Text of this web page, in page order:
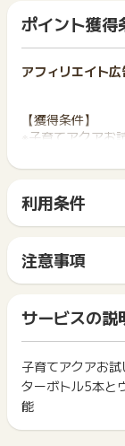
ポイント獲得
アフィリエイト
【獲得条件】
※子育てアクアお
※虚偽の申し込み
※イタズラや重複
※お電話などによ
合。
※過去にアクアク
※広告クリックか
「safari」、
い場合
※ポイントに関す
でお問い合わせ
ポイントについ
イント獲得対象
利用条件
サイトに移動し
間に、同じブラ
ト獲得ができませ
「 サイトへ行っ
ス・お買い物利
イント獲得がで
2回以上同じお買
ポイントタウン
タンを押してから
下記の事項に該
注意事項
一部のサービス
は切り捨てとなり
ポイント獲得が1
ント履歴には記
原則として広告
につきましては
まれません。
広告主が運営し
サービスの説
子育てアクアお
ターボトル5本と
能